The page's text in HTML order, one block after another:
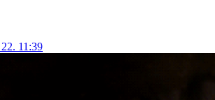
11:39